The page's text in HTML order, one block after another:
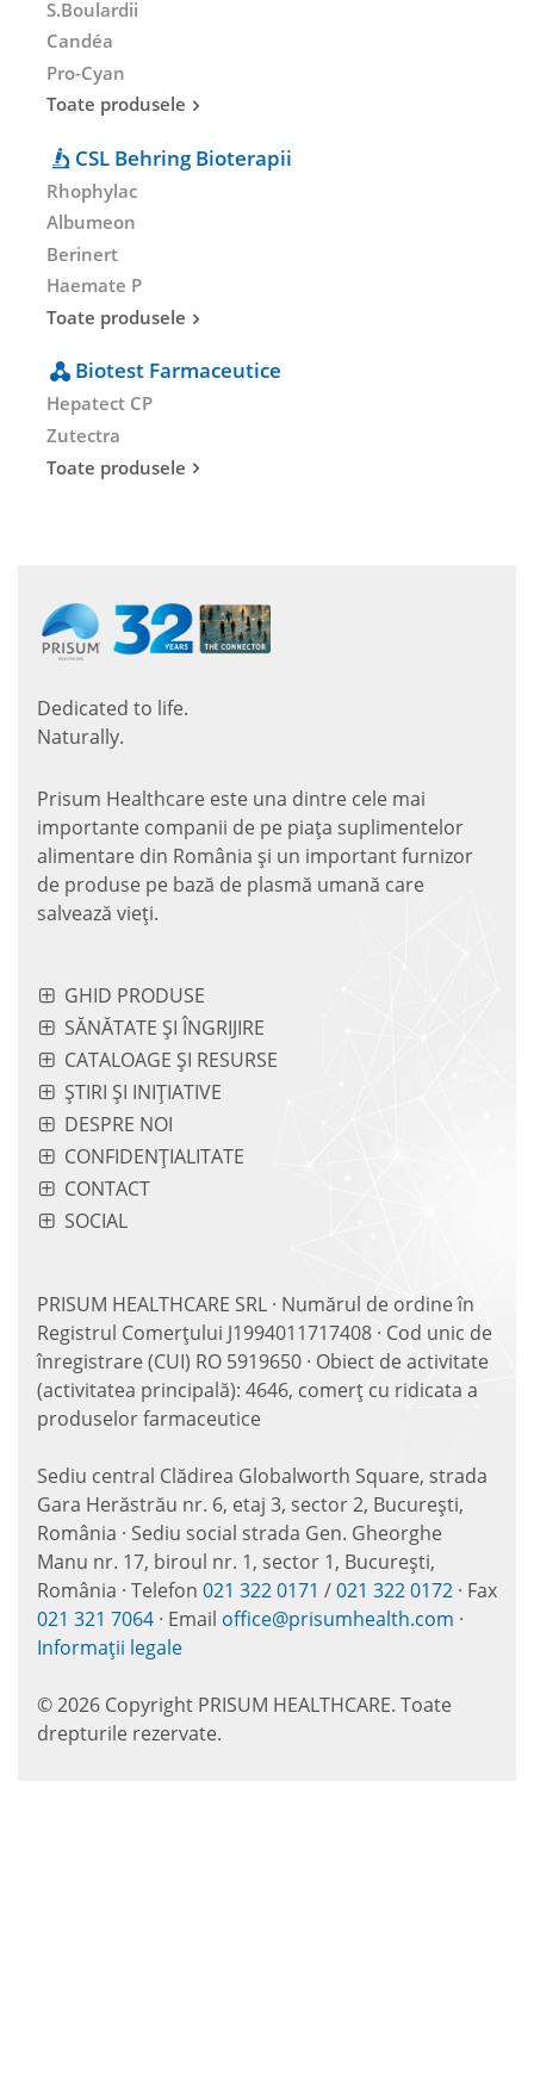
S.Boulardii
Candéa
Pro-Cyan
Toate produsele
CSL Behring Bioterapii
Rhophylac
Albumeon
Berinert
Haemate P
Toate produsele
Biotest Farmaceutice
Hepatect CP
Zutectra
Toate produsele
Dedicated to life.
Naturally.
Prisum Healthcare este una dintre cele mai
importante companii de pe piaţa suplimentelor
alimentare din România și un important furnizor
de produse pe bază de plasmă umană care
salvează vieţi.
GHID PRODUSE
SĂNĂTATE ȘI ÎNGRIJIRE
CATALOAGE ȘI RESURSE
ȘTIRI ȘI INIȚIATIVE
DESPRE NOI
CONFIDENȚIALITATE
CONTACT
SOCIAL
PRISUM HEALTHCARE SRL · Numărul de ordine în
Registrul Comerțului J1994011717408 · Cod unic de
înregistrare (CUI) RO 5919650 · Obiect de activitate
(activitatea principală): 4646, comerț cu ridicata a
produselor farmaceutice
Sediu central Clădirea Globalworth Square, strada
Gara Herăstrău nr. 6, etaj 3, sector 2, București,
România · Sediu social strada Gen. Gheorghe
Manu nr. 17, biroul nr. 1, sector 1, București,
România · Telefon 021 322 0171 /021 322 0172 · Fax
021 321 7064 · Email office@prisumhealth.com ·
Informații legale
© 2026 Copyright PRISUM HEALTHCARE. Toate
drepturile rezervate.